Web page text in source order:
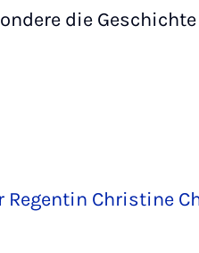
die
Christine